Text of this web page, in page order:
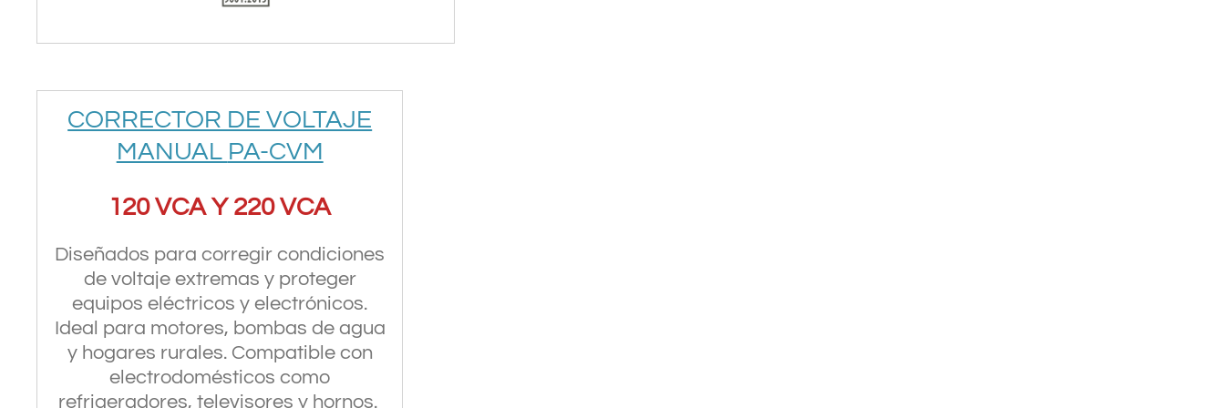
CORRECTOR DE VOLTAJE
MANUAL PA-CVM
120 VCA Y 220 VCA
Diseñados para corregir condiciones
de voltaje extremas y proteger
equipos eléctricos y electrónicos.
Ideal para motores, bombas de agua
y hogares rurales. Compatible con
electrodomésticos como
refrigeradores, televisores y hornos.